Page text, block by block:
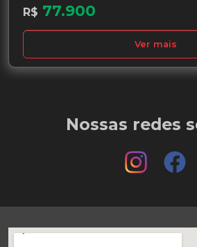
R$ 77.900
Ver mais
Nossas redes